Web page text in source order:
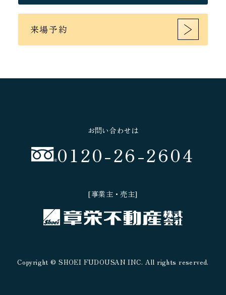
来場予約
お問い合わせは
0120-26-2604
[事業主・売主]
Copyright © SHOEI FUDOUSAN INC. All rights reserved.